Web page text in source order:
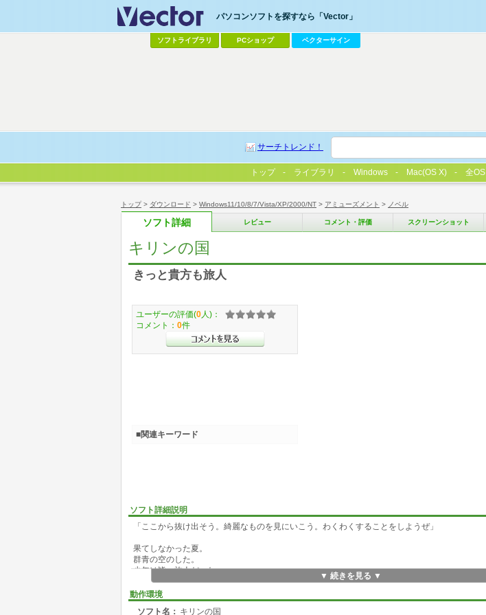
トップ> ダウンロード > Windows11/10/8/7/Vista/XP/2000/NT > アミューズメント > ノベル
ソフト詳細 レビュー コメント・評価 スクリーンショット
キリンの国
きっと貴方も旅人
ソフト詳細説明
「ここから抜け出そう。綺麗なものを見にいこう。わくわくすることをしようぜ」
果てしなかった夏。
群青の空のした。
少年は皆、旅人だった――
やがて季節はめぐり、少年たちは大人になる。
▼ 続きを見る ▼
動作環境
ソフト名： キリンの国
ユーザーの評価(0 人)：
コメント： 0件
■関連キーワード
パソコンソフトを探すなら「Vector」
ソフトライブラリ PCショップ ベクターサイン
サーチトレンド！
トップ ライブラリ Windows Mac(OS X) 全OS